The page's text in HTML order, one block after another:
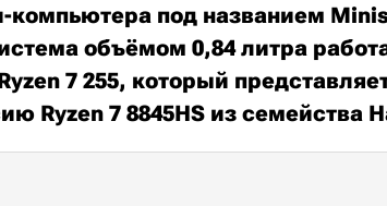
под названием
объёмом 0,84 литра
7 255, который
Ryzen 7 8845HS из семейства